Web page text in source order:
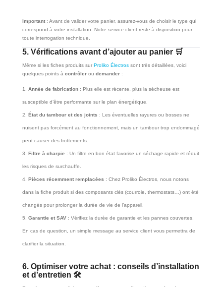
Important: Avant de valider votre panier, assurez-vous de choisir le type qui
correspond à votre installation. Notre service client reste à disposition pour
toute interrogation technique.
5. Vérifications avant d’ajouter au panier 🛒
Même si les fiches produits sur Proliko Électrossont très détaillées, voici
quelques points à contrôlerou demander:
Année de fabrication: Plus elle est récente, plus la sécheuse est
susceptible d’être performante sur le plan énergétique.
État du tambour et des joints : Les éventuelles rayures ou bosses ne
nuisent pas forcément au fonctionnement, mais un tambour trop endommagé
peut causer des frottements.
Filtre à charpie : Un filtre en bon état favorise un séchage rapide et réduit
les risques de surchauffe.
Pièces récemment remplacées : Chez Proliko Électros, nous notons
dans la fiche produit si des composants clés (courroie, thermostats…) ont été
changés pour prolonger la durée de vie de l’appareil.
Garantie et SAV: Vérifiez la durée de garantie et les pannes couvertes.
En cas de question, un simple message au service client vous permettra de
clarifier la situation.
6. Optimiser votre achat : conseils d’installation
et d’entretien 🛠️